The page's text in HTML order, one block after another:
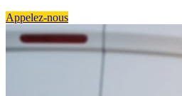
Appelez-nous